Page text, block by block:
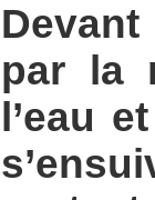
par la
l’eau